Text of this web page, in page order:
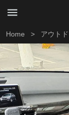
Home > アウト